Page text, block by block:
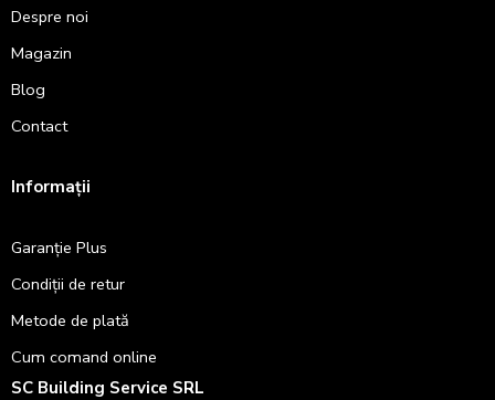
Despre noi
Magazin
Blog
Contact
Informații
Garanție Plus
Condiții de retur
Metode de plată
Cum comand online
SC Building Service SRL